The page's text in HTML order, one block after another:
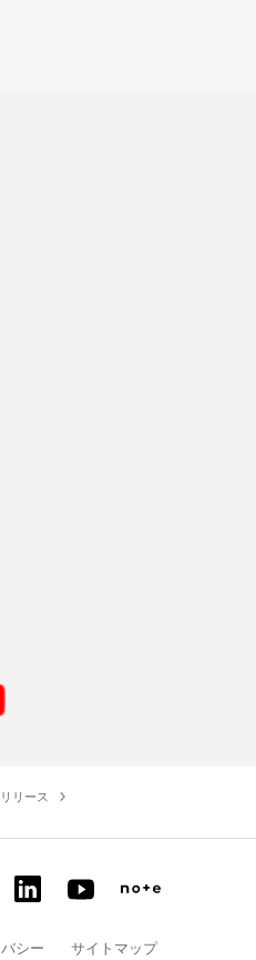
リース
シー サイトマップ